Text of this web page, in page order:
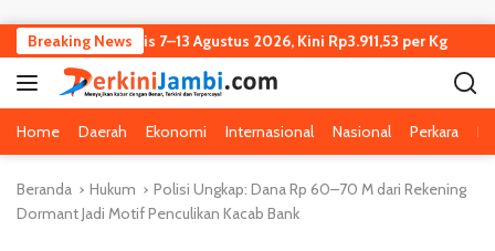
Breaking News
Turun Tipis 7–13 Agustus 2026, Kini Rp3.911,53 per Kg
Home Daerah Ekonomi Internasional Nasional Perkara
Beranda Hukum
Polisi Ungkap: Dana Rp 60–70 M dari Rekening
Dormant Jadi Motif Penculikan Kacab Bank